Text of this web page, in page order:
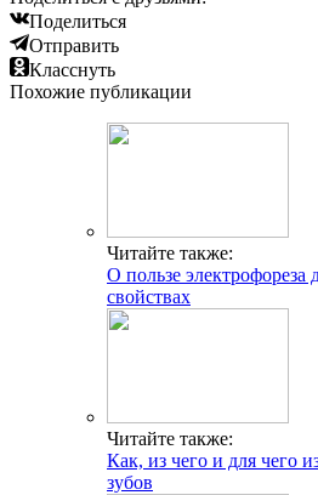
Поделиться
Отправить
Класснуть
Похожие публикации
Читайте также:
О пользе электрофореза
свойствах
Читайте также:
Как, из чего и для чего
зубов